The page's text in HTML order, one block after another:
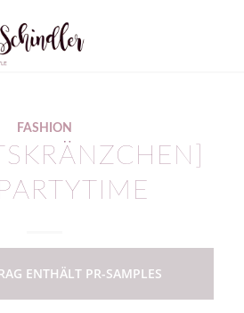
FASHION
PARTYTIME
ENTHÄLT PR-SAMPLES